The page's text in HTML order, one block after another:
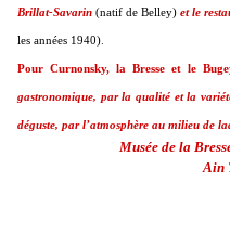
Brillat-Savarin (natif de Belley) et le
les années 1940)
Pour Curnonsky, la Bresse et le
gastronomique, par la qualité et la
déguste, par l’atmosphère au milieu de
Musée de la
Ain